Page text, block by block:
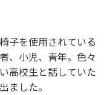
子を使用されている
、小児、青年。色々
高校生と話していた
ました。